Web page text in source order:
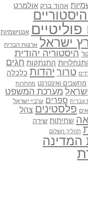
אהוד ברק אולמרט
אנטישמיות
ישראל ארצות הברית
היסטוריה יהודית
התנתקות חגים
טרור יהדות כלכלה
מחשבים ואינטרנט מחתרות
מערכת המשפט
עברית ספרים ערביי ישראל
פלסטינים צהל
שחיתות שירה
תהליך השלום
המדינה